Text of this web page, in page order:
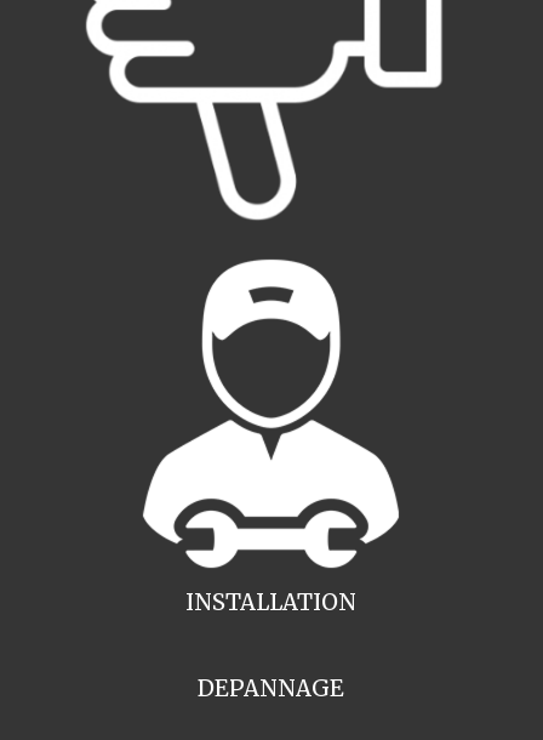
INSTALLATION
DEPANNAGE